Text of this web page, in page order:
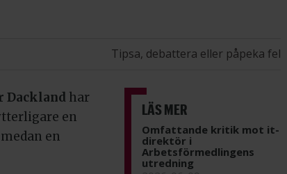
Tipsa, debattera eller påpeka fel
LÄS MER
Omfattande kritik mot it-
direktör i
Arbetsförmedlingens
utredning
Dackland har
en
en